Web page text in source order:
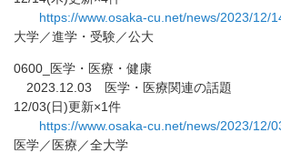
https://www.osaka-cu.net/news/2023/12/
大学／進学・受験／公大
0600_医学・医療・健康
2023.12.03 医学・医療関
12/03(日)更新×1件
https://www.osaka-cu.net/news/2023/12/
医学／医療／全大学